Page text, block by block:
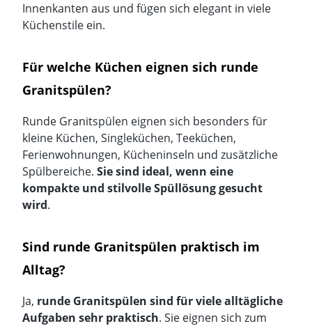
Innenkanten aus und fügen sich elegant in viele
Küchenstile ein.
Für welche Küchen eignen sich runde
Granitspülen?
Runde Granitspülen eignen sich besonders für
kleine Küchen, Singleküchen, Teeküchen,
Ferienwohnungen, Kücheninseln und zusätzliche
Spülbereiche. Sie sind ideal, wenn eine
kompakte und stilvolle Spüllösung gesucht
wird.
Sind runde Granitspülen praktisch im
Alltag?
Ja, runde Granitspülen sind für viele alltägliche
Aufgaben sehr praktisch. Sie eignen sich zum